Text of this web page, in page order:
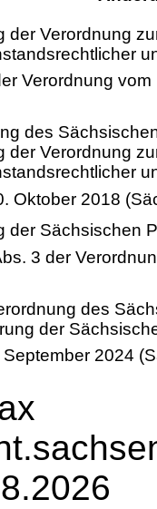
der Verordnung
Verordnung
des
der Verordnung
Oktober 2018
der Sächsischen
3 der
des
der
2024